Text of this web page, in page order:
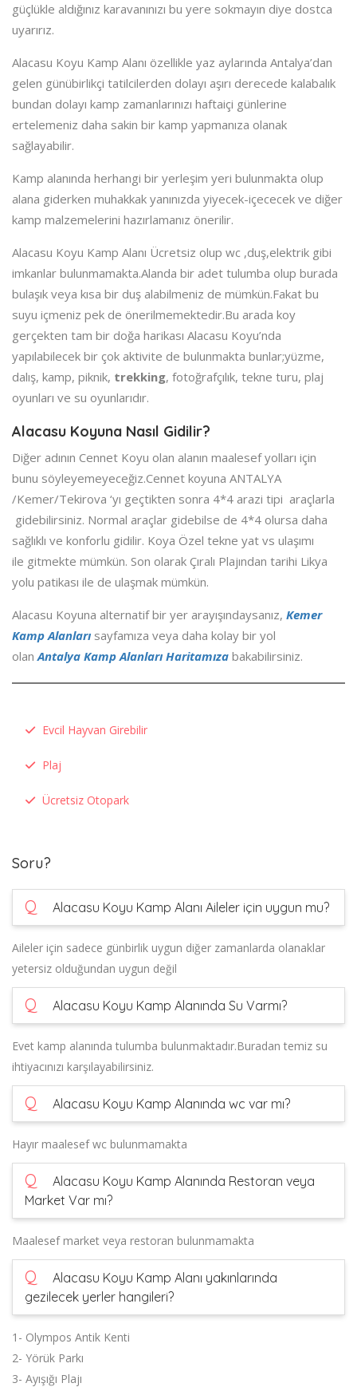
güçlükle aldığınız karavanınızı bu yere sokmayın diye dostca
uyarırız.
Alacasu Koyu Kamp Alanı özellikle yaz aylarında Antalya’dan
gelen günübirlikçi tatilcilerden dolayı aşırı derecede kalabalık
bundan dolayı kamp zamanlarınızı haftaiçi günlerine
ertelemeniz daha sakin bir kamp yapmanıza olanak
sağlayabilir.
Kamp alanında herhangi bir yerleşim yeri bulunmakta olup
alana giderken muhakkak yanınızda yiyecek-içececek ve diğer
kamp malzemelerini hazırlamanız önerilir.
Alacasu Koyu Kamp Alanı Ücretsiz olup wc ,duş,elektrik gibi
imkanlar bulunmamakta.Alanda bir adet tulumba olup burada
bulaşık veya kısa bir duş alabilmeniz de mümkün.Fakat bu
suyu içmeniz pek de önerilmemektedir.Bu arada koy
gerçekten tam bir doğa harikası Alacasu Koyu’nda
yapılabilecek bir çok aktivite de bulunmakta bunlar;yüzme,
dalış, kamp, piknik, trekking, fotoğrafçılık, tekne turu, plaj
oyunları ve su oyunlarıdır.
Alacasu Koyuna Nasıl Gidilir?
Diğer adının Cennet Koyu olan alanın maalesef yolları için
bunu söyleyemeyeceğiz.Cennet koyuna ANTALYA
/Kemer/Tekirova ‘yı geçtikten sonra 4*4 arazi tipi araçlarla
gidebilirsiniz. Normal araçlar gidebilse de 4*4 olursa daha
sağlıklı ve konforlu gidilir. Koya Özel tekne yat vs ulaşımı
ile gitmekte mümkün. Son olarak Çıralı Plajından tarihi Likya
yolu patikası ile de ulaşmak mümkün.
Alacasu Koyuna alternatif bir yer arayışındaysanız, Kemer
Kamp Alanları sayfamıza veya daha kolay bir yol
olanAntalya Kamp Alanları Haritamıza bakabilirsiniz.
Evcil Hayvan Girebilir
Plaj
Ücretsiz Otopark
Soru?
Q Alacasu Koyu Kamp Alanı Aileler için uygun mu?
Aileler için sadece günbirlik uygun diğer zamanlarda olanaklar
yetersiz olduğundan uygun değil
Q Alacasu Koyu Kamp Alanında Su Varmı?
Evet kamp alanında tulumba bulunmaktadır.Buradan temiz su
ihtiyacınızı karşılayabilirsiniz.
Q Alacasu Koyu Kamp Alanında wc var mı?
Hayır maalesef wc bulunmamakta
Q
Alacasu Koyu Kamp Alanında Restoran veya
Market Var mı?
Maalesef market veya restoran bulunmamakta
Q
Alacasu Koyu Kamp Alanı yakınlarında
gezilecek yerler hangileri?
1- Olympos Antik Kenti
2- Yörük Parkı
3- Ayışığı Plajı